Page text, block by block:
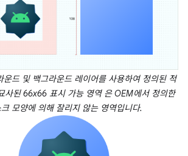
운드 및 백그라운드 레이어를 사용하여 정의된 적
사된 66x66 표시 가능 영역은 OEM에서 정의한
모양에 의해 잘리지 않는 영역입니다.